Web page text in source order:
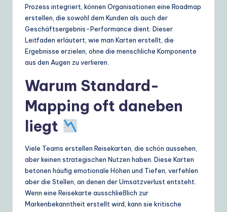
o
A
&
ft
w
S
Prozess integriert, können Organisationen eine Roadmap
erstellen, die sowohl dem Kunden als auch der
Geschäftsergebnis-Performance dient. Dieser
Leitfaden erläutert, wie man Karten erstellt, die
Ergebnisse erzielen, ohne die menschliche Komponente
aus den Augen zu verlieren.
Warum Standard-
Mapping oft daneben
liegt
Viele Teams erstellen Reisekarten, die schön aussehen,
aber keinen strategischen Nutzen haben. Diese Karten
betonen häufig emotionale Höhen und Tiefen, verfehlen
aber die Stellen, an denen der Umsatzverlust entsteht.
Wenn eine Reisekarte ausschließlich zur
Markenbekanntheit erstellt wird, kann sie kritische